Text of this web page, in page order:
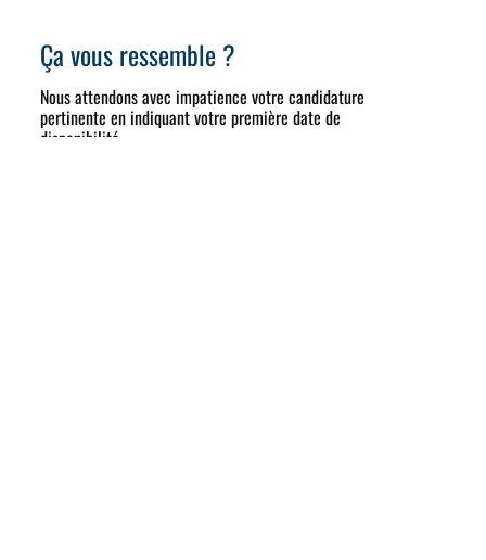
Ça vous ressemble ?
Nous attendons avec impatience votre candidature
pertinente en indiquant votre première date de
disponibilité.